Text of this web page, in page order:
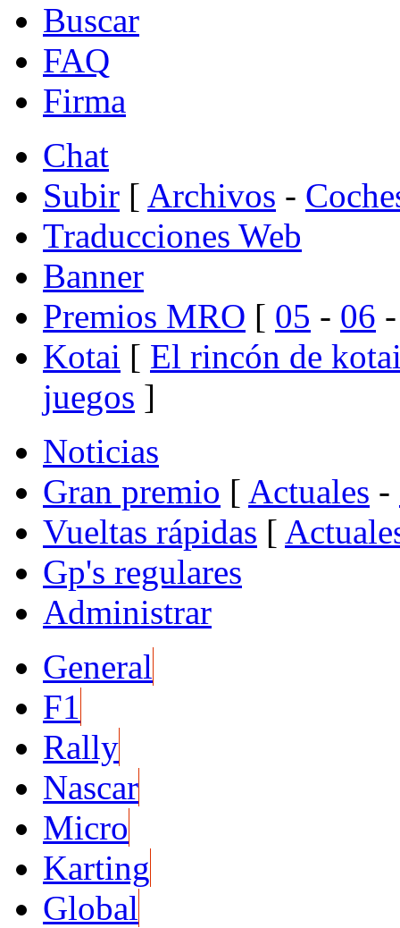
Buscar
FAQ
Firma
Chat
Subir [ Archivos -
Traducciones Web
Banner
Premios MRO [ 05 - 06
Kotai [ El rincón de
juegos ]
Noticias
Gran premio [ Actuales -
Vueltas rápidas [
Gp's regulares
Administrar
General
F1
Rally
Nascar
Micro
Karting
Global